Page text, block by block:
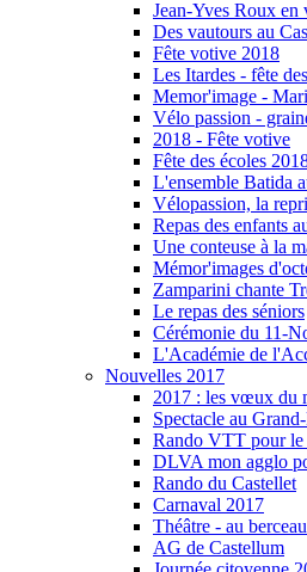
Jean-Yves Roux en
Des vautours au
Fête votive 2018
Les Itardes - fête
Memor'image -
Vélo passion -
2018 - Fête votive
Fête des écoles
L'ensemble Batida
Vélopassion, la
Repas des enfants
Une conteuse à la
Mémor'images
Zamparini chante
Le repas des séniors
Cérémonie du 11-
L'Académie de
Nouvelles 2017
2017 : les vœux du
Spectacle au
Rando VTT pour le
DLVA mon agglo
Rando du Castellet
Carnaval 2017
Théâtre - au
AG de Castellum